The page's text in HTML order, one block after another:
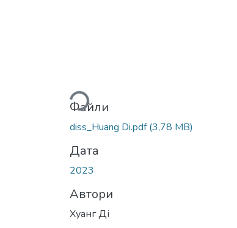
Вантажиться...
Файли
diss_Huang Di.pdf(3,78 MB)
Дата
2023
Автори
Хуанг Ді